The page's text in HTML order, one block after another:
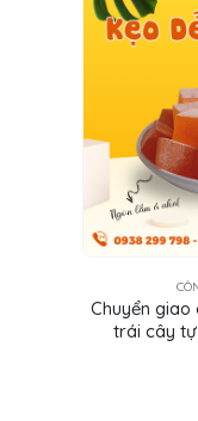
Chuyển giao
trái cây tự